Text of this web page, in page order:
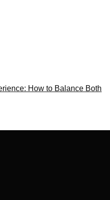
How to Balance Both